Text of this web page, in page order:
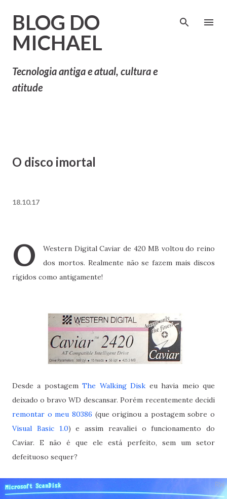
BLOG DO
MICHAEL
Tecnologia antiga e atual, cultura e
atitude
O disco imortal
18.10.17
O
Western Digital Caviar de 420 MB voltou do reino
dos mortos. Realmente não se fazem mais discos
rígidos como antigamente!
Desde a postagemThe Walking Disk eu havia meio que
deixado o bravo WD descansar. Porém recentemente decidi
remontar o meu 80386 (que originou a postagem sobre o
Visual Basic 1.0) e assim reavaliei o funcionamento do
Caviar. E não é que ele está perfeito, sem um setor
defeituoso sequer?